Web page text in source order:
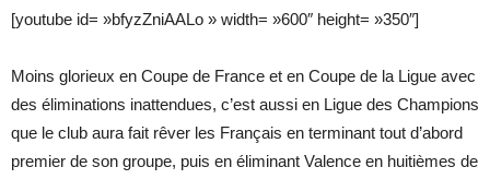
[youtube id= »bfyzZniAALo » width= »600″ height= »350″]
Moins glorieux en Coupe de France et en Coupe de la Ligue avec
des éliminations inattendues, c’est aussi en Ligue des Champions
que le club aura fait rêver les Français en terminant tout d’abord
premier de son groupe, puis en éliminant Valence en huitièmes de